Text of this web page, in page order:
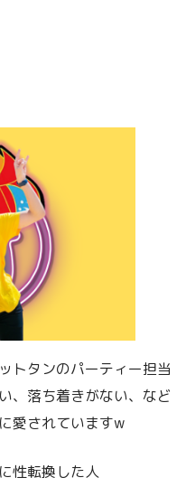
トタンのパーティー担当
、落ち着きがない、など
愛されていますw
性転換した人